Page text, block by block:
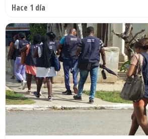
Hace 1 día